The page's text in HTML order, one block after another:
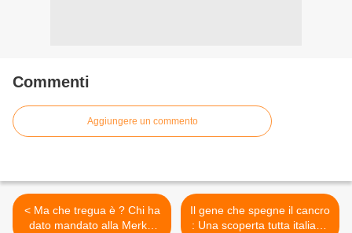
Commenti
Aggiungere un commento
< Ma che tregua è ? Chi ha
dato mandato alla Merkel
Il gene che spegne il cancro
: Una scoperta tutta italiana